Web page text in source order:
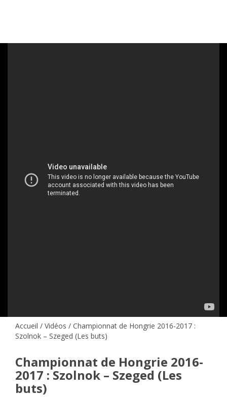
Accueil / Vidéos / Championnat de Hongrie 2016-2017 :
Szolnok – Szeged (Les buts)
Championnat de Hongrie 2016-
2017 : Szolnok – Szeged (Les
buts)